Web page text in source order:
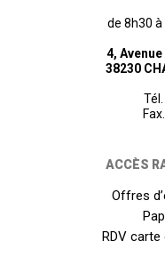
de 8h30
4,
38230
Tél.
ACCÈS
Offres
RDV